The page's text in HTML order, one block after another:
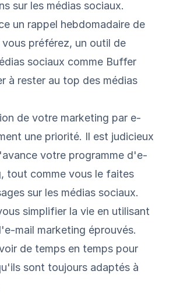
sur les médias sociaux.
un rappel hebdomadaire de
préférez, un outil de
sociaux comme Buffer
à rester au top des médias
de votre marketing par e-
une priorité. Il est judicieux
votre programme d'e-
tout comme vous le faites
sur les médias sociaux.
simplifier la vie en utilisant
mail marketing éprouvés.
de temps en temps pour
sont toujours adaptés à